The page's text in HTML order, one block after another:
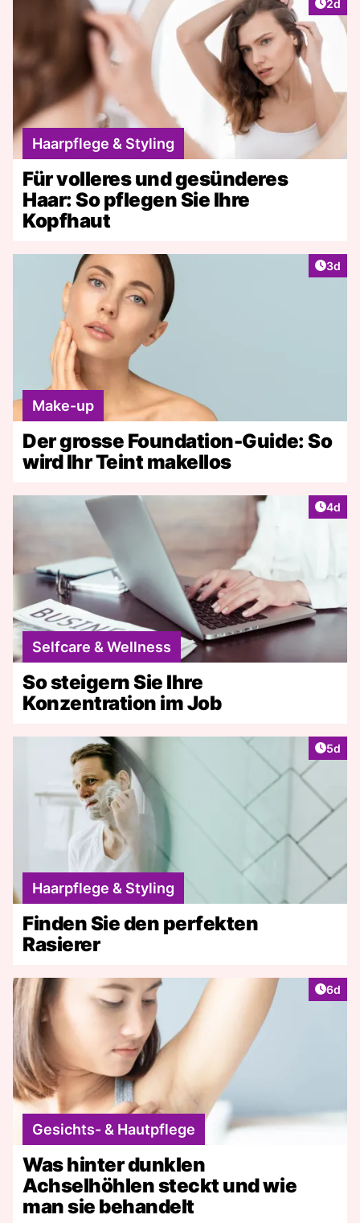
2d
Haarpflege & Styling
Für volleres und gesünderes
Haar: So pflegen Sie Ihre
Kopfhaut
3d
Make-up
Der grosse Foundation-Guide: So
wird Ihr Teint makellos
4d
Selfcare & Wellness
So steigern Sie Ihre
Konzentration im Job
5d
Haarpflege & Styling
Finden Sie den perfekten
Rasierer
6d
Gesichts- & Hautpflege
Was hinter dunklen
Achselhöhlen steckt und wie
man sie behandelt